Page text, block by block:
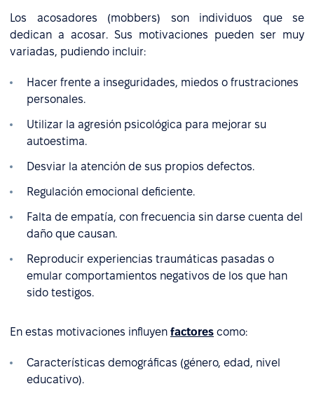
Los acosadores (mobbers) son individuos que se
dedican a acosar. Sus motivaciones pueden ser muy
variadas, pudiendo incluir:
Hacer frente a inseguridades, miedos o frustraciones
personales.
Utilizar la agresión psicológica para mejorar su
autoestima.
Desviar la atención de sus propios defectos.
Regulación emocional deficiente.
Falta de empatía, con frecuencia sin darse cuenta del
daño que causan.
Reproducir experiencias traumáticas pasadas o
emular comportamientos negativos de los que han
sido testigos.
En estas motivaciones influyen factores como:
Características demográficas (género, edad, nivel
educativo).